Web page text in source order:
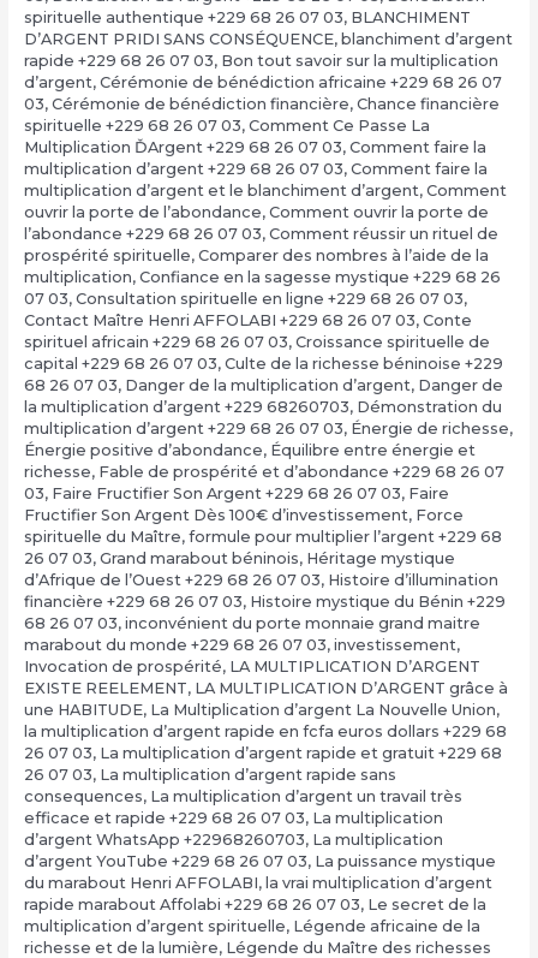
spirituelle authentique +229 68 26 07 03, BLANCHIMENT
D’ARGENT PRIDI SANS CONSÉQUENCE, blanchiment d’argent
rapide +229 68 26 07 03, Bon tout savoir sur la multiplication
d’argent, Cérémonie de bénédiction africaine +229 68 26 07
03, Cérémonie de bénédiction financière, Chance financière
spirituelle +229 68 26 07 03, Comment Ce Passe La
Multiplication ĎArgent +229 68 26 07 03, Comment faire la
multiplication d’argent +229 68 26 07 03, Comment faire la
multiplication d’argent et le blanchiment d’argent, Comment
ouvrir la porte de l’abondance, Comment ouvrir la porte de
l’abondance +229 68 26 07 03, Comment réussir un rituel de
prospérité spirituelle, Comparer des nombres à l’aide de la
multiplication, Confiance en la sagesse mystique +229 68 26
07 03, Consultation spirituelle en ligne +229 68 26 07 03,
Contact Maître Henri AFFOLABI +229 68 26 07 03, Conte
spirituel africain +229 68 26 07 03, Croissance spirituelle de
capital +229 68 26 07 03, Culte de la richesse béninoise +229
68 26 07 03, Danger de la multiplication d’argent, Danger de
la multiplication d’argent +229 68260703, Démonstration du
multiplication d’argent +229 68 26 07 03, Énergie de richesse,
Énergie positive d’abondance, Équilibre entre énergie et
richesse, Fable de prospérité et d’abondance +229 68 26 07
03, Faire Fructifier Son Argent +229 68 26 07 03, Faire
Fructifier Son Argent Dès 100€ d’investissement, Force
spirituelle du Maître, formule pour multiplier l’argent +229 68
26 07 03, Grand marabout béninois, Héritage mystique
d’Afrique de l’Ouest +229 68 26 07 03, Histoire d’illumination
financière +229 68 26 07 03, Histoire mystique du Bénin +229
68 26 07 03, inconvénient du porte monnaie grand maitre
marabout du monde +229 68 26 07 03, investissement,
Invocation de prospérité, LA MULTIPLICATION D’ARGENT
EXISTE REELEMENT, LA MULTIPLICATION D’ARGENT grâce à
une HABITUDE, La Multiplication d’argent La Nouvelle Union,
la multiplication d’argent rapide en fcfa euros dollars +229 68
26 07 03, La multiplication d’argent rapide et gratuit +229 68
26 07 03, La multiplication d’argent rapide sans
consequences, La multiplication d’argent un travail très
efficace et rapide +229 68 26 07 03, La multiplication
d’argent WhatsApp +22968260703, La multiplication
d’argent YouTube +229 68 26 07 03, La puissance mystique
du marabout Henri AFFOLABI, la vrai multiplication d’argent
rapide marabout Affolabi +229 68 26 07 03, Le secret de la
multiplication d’argent spirituelle, Légende africaine de la
richesse et de la lumière, Légende du Maître des richesses